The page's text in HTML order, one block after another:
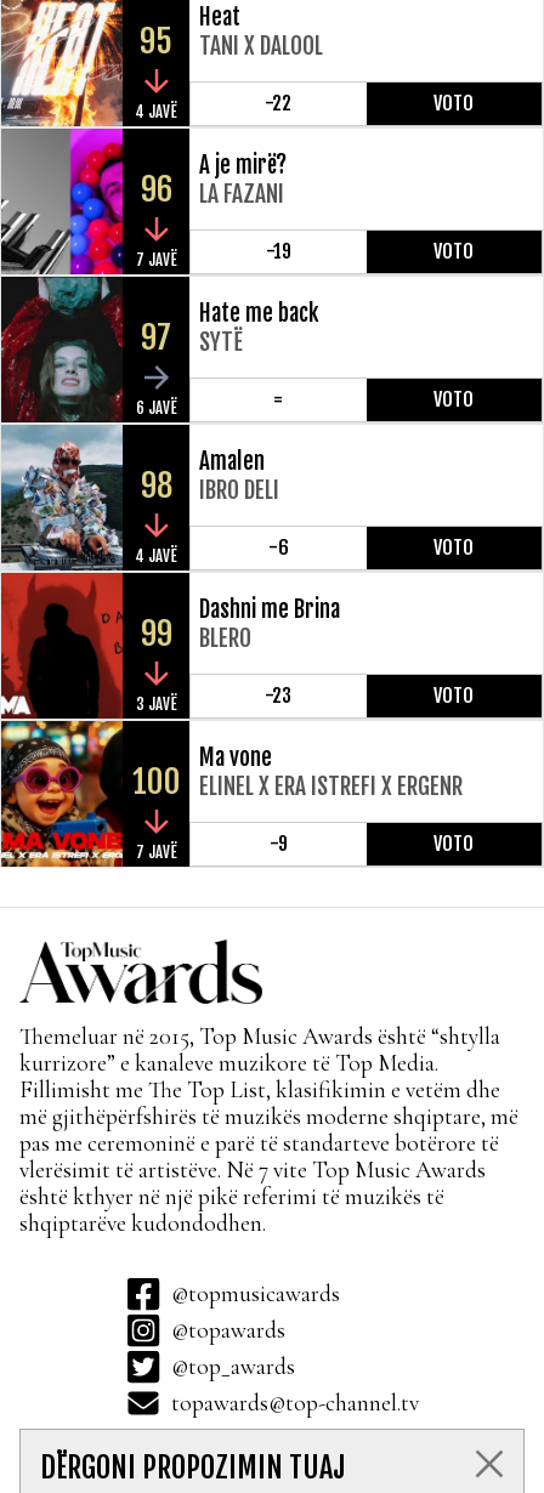
95
4 JAVË
Heat
TANI X DALOOL
-22 VOTO
96
7 JAVË
A je mirë?
LA FAZANI
-19 VOTO
97
6 JAVË
Hate me back
SYTË
= VOTO
98
4 JAVË
Amalen
IBRO DELI
-6 VOTO
99
3 JAVË
Dashni me Brina
BLERO
-23 VOTO
100
7 JAVË
Ma vone
ELINEL X ERA ISTREFI X ERGENR
-9 VOTO
DËRGONI PROPOZIMIN TUAJ
Themeluar në 2015, Top Music Awards është “shtylla
kurrizore” e kanaleve muzikore të Top Media.
Fillimisht me The Top List, klasifikimin e vetëm dhe
më gjithëpërfshirës të muzikës moderne shqiptare, më
pas me ceremoninë e parë të standarteve botërore të
vlerësimit të artistëve. Në 7 vite Top Music Awards
është kthyer në një pikë referimi të muzikës të
shqiptarëve kudondodhen.
@topmusicawards
@topawards
@top_awards
topawards@top-channel.tv